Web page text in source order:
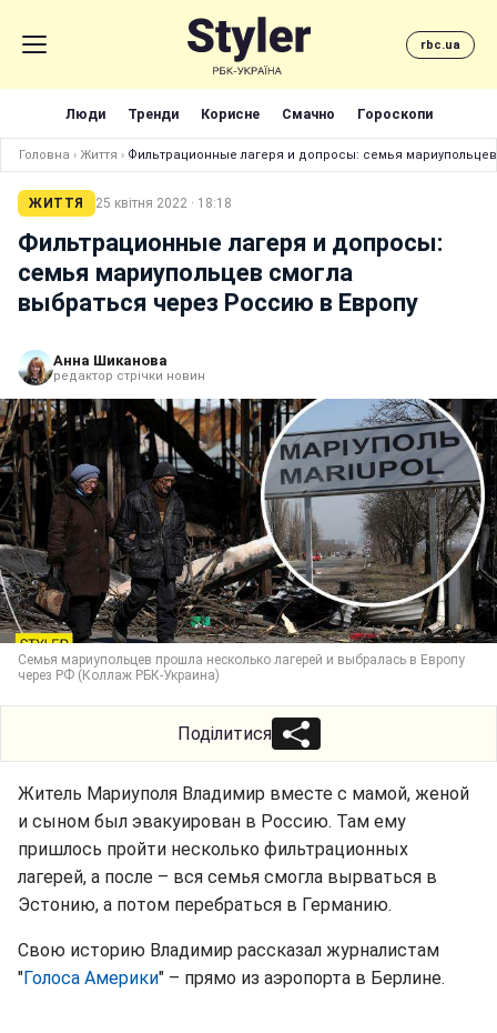
rbc.ua
Люди Тренди Корисне Смачно Гороскопи
Головна › Життя › Фильтрационные лагеря и допросы: семья
ЖИТТЯ 25 квітня 2022 · 18:18
Фильтрационные лагеря и допросы:
семья мариупольцев смогла
выбраться через Россию в Европу
Анна Шиканова
редактор стрічки новин
Семья мариупольцев прошла несколько лагерей и выбралась в Европу
через РФ (Коллаж РБК-Украина)
Поділитися
Житель Мариуполя Владимир вместе с мамой, женой
и сыном был эвакуирован в Россию. Там ему
пришлось пройти несколько фильтрационных
лагерей, а после – вся семья смогла вырваться в
Эстонию, а потом перебраться в Германию.
Свою историю Владимир рассказал журналистам
"Голоса Америки" – прямо из аэропорта в Берлине.